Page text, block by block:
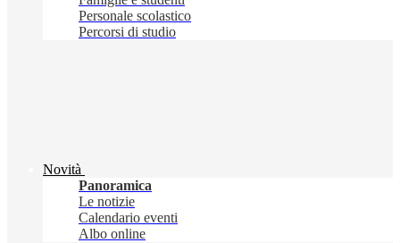
Personale scolastico
Percorsi di studio
Novità
Panoramica
Le notizie
Calendario eventi
Albo online